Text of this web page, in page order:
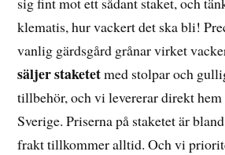
klematis, hur vackert det ska bli!
vanlig gärdsgård grånar virket
säljer staketetmed stolpar och
tillbehör, och vi levererar direkt
Sverige. Priserna på staketet är
frakt tillkommer alltid. Och vi